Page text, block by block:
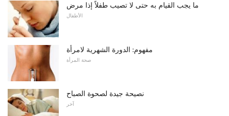
ما يجب القيام به حتى لا تصيب طفلاً إذا مرض
الأطفال
مفهوم: الدورة الشهرية لامرأة
صحة المرأة
نصيحة جيدة لصحوة الصباح
آخر